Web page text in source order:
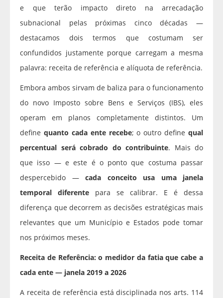
e que terão impacto direto na arrecadação
subnacional pelas próximas cinco décadas —
destacamos dois termos que costumam ser
confundidos justamente porque carregam a mesma
palavra: receita de referência e alíquota de referência.
Embora ambos sirvam de baliza para o funcionamento
do novo Imposto sobre Bens e Serviços (IBS), eles
operam em planos completamente distintos. Um
define quanto cada ente recebe; o outro define qual
percentual será cobrado do contribuinte. Mais do
que isso — e este é o ponto que costuma passar
despercebido — cada conceito usa uma janela
temporal diferente para se calibrar. E é dessa
diferença que decorrem as decisões estratégicas mais
relevantes que um Município e Estados pode tomar
nos próximos meses.
Receita de Referência: o medidor da fatia que cabe a
cada ente — janela 2019 a 2026
A receita de referência está disciplinada nos arts. 114